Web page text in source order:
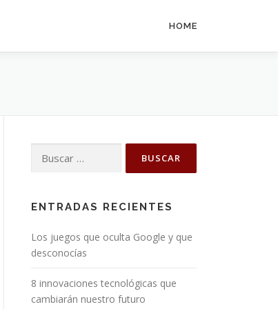
HOME
ENTRADAS RECIENTES
Los juegos que oculta Google y que
desconocías
8 innovaciones tecnológicas que
cambiarán nuestro futuro